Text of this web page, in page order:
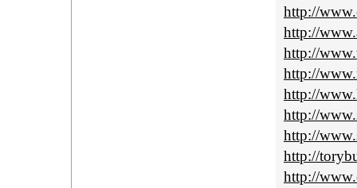
http://
http://
http://
http://
http://
http://
http://
http://
http://